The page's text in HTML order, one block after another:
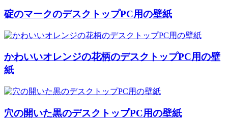
碇のマークのデスクトップPC用の壁紙
かわいいオレンジの花柄のデスクトップPC用の壁
紙
穴の開いた黒のデスクトップPC用の壁紙